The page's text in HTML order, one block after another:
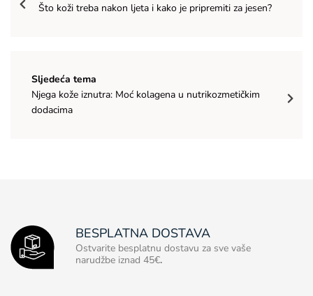
Što koži treba nakon ljeta i kako je pripremiti za jesen?
Sljedeća tema
Njega kože iznutra: Moć kolagena u nutrikozmetičkim
dodacima
BESPLATNA DOSTAVA
Ostvarite besplatnu dostavu za sve vaše
narudžbe iznad 45€.